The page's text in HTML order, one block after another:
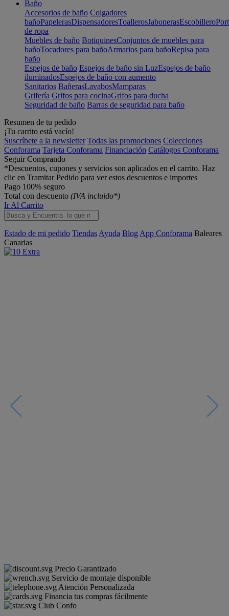
Baño
Accesorios de baño Colgadores
bañoPapelerasDispensadoresToallerosJabonerasEscobillero
de ropa
Muebles de baño BotiquinesConjuntos de muebles para
bañoTocadores para bañoArmarios para bañoRepisa para
baño
Espejos de baño Espejos de baño sin LuzEspejos de baño
iluminadosEspejos de baño con aumento
Sanitarios BañerasLavabosMamparas
Grifería Grifos para cocinaGrifos para ducha
Seguridad de baño Barras de seguridad para baño
Resumen de tu pedido
¡Tu carrito está vacío!
Suscríbete a la newsletter Todas las promociones Colecciones
Conforama Tarjeta Conforama Financiación Catálogos Conforama
Seguir Comprando
*Descuentos, cupones y servicios son aplicados en el carrito. Haz
clic en Tramitar Pedido para ver estos descuentos e importes
Pago 100% seguro
Total con descuento (IVA incluido*)
Ir Al Carrito
Estado de mi pedido Tiendas Ayuda Blog App Conforama Baleares
Canarias
Precio Garantizado
Servicio de montaje disponible
Atención Personalizada
Financia tus compras fácilmente
Club Confo